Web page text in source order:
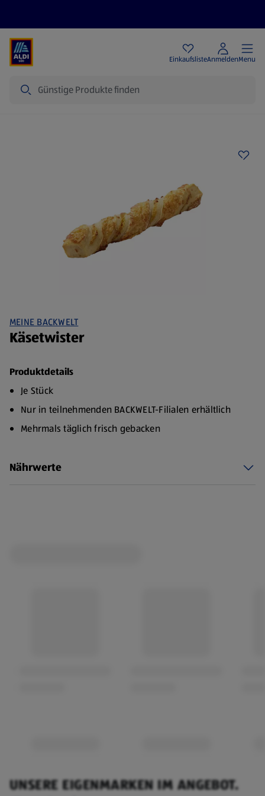
EinkaufslisteAnmeldenMenu
MEINE BACKWELT
Käsetwister
Produktdetails
Je Stück
Nur in teilnehmenden BACKWELT-Filialen erhältlich
Mehrmals täglich frisch gebacken
Nährwerte
UNSERE EIGENMARKEN IM ANGEBOT.